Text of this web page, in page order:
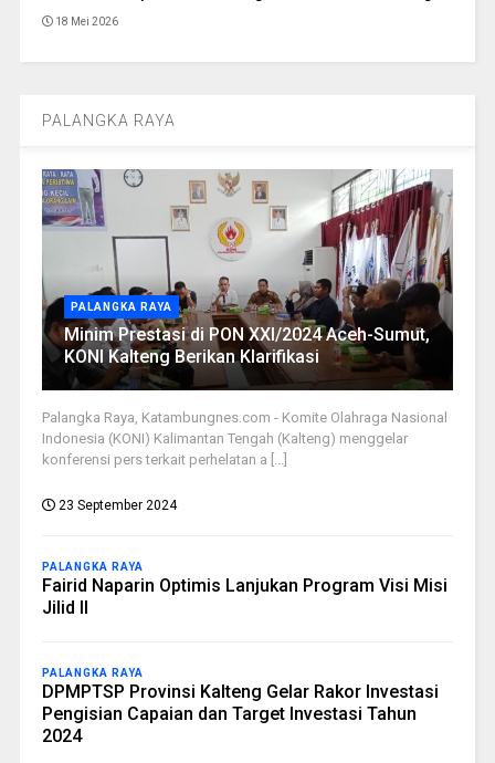
18 Mei 2026
PALANGKA RAYA
PALANGKA RAYA
Minim Prestasi di PON XXI/2024 Aceh-Sumut,
KONI Kalteng Berikan Klarifikasi
Palangka Raya, Katambungnes.com - Komite Olahraga Nasional
Indonesia (KONI) Kalimantan Tengah (Kalteng) menggelar
konferensi pers terkait perhelatan a [...]
23 September 2024
PALANGKA RAYA
Fairid Naparin Optimis Lanjukan Program Visi Misi
Jilid II
PALANGKA RAYA
DPMPTSP Provinsi Kalteng Gelar Rakor Investasi
Pengisian Capaian dan Target Investasi Tahun
2024